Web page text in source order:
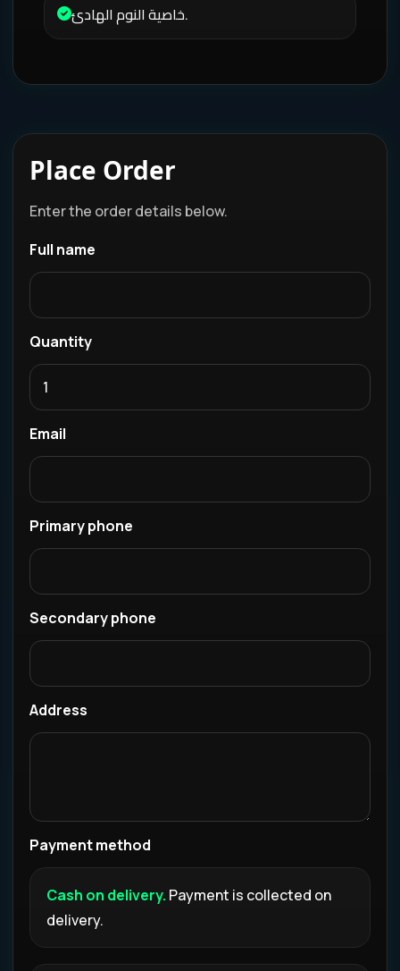
خاصية النوم الهادئ.
Place Order
Enter the order details below.
Full name
Quantity
Email
Primary phone
Secondary phone
Address
Payment method
Cash on delivery. Payment is collected on
delivery.